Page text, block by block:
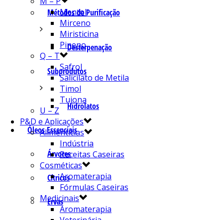
Métodos de Purificação
Desterpenação
Subprodutos
Hidrolatos
Óleos Essenciais
Árvores
Cítricos
Ervas
Mentol
Mirceno
Miristicina
Pineno
Q – T
Safrol
Salicilato de Metila
Timol
Tujona
U – Z
P&D e Aplicações
Alimentícias
Indústria
Receitas Caseiras
Cosméticas
Aromaterapia
Fórmulas Caseiras
Medicinais
Aromaterapia